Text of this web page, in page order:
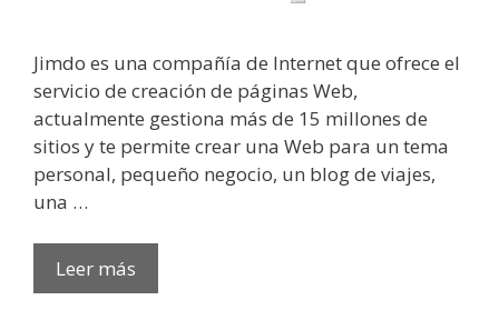
Jimdo es una compañía de Internet que ofrece el
servicio de creación de páginas Web,
actualmente gestiona más de 15 millones de
sitios y te permite crear una Web para un tema
personal, pequeño negocio, un blog de viajes,
una …
Leer más